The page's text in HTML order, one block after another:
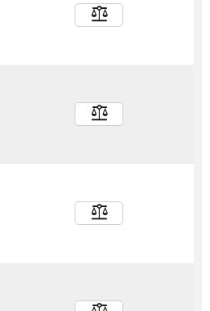
balance
balance
balance